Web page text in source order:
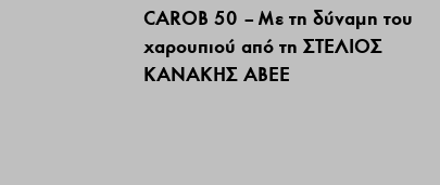
CAROB 50 – Με τη δύναμη του
χαρουπιού από τη ΣΤΕΛΙΟΣ
ΚΑΝΑΚΗΣ ΑΒΕΕ